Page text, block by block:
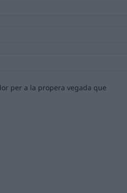
per a la propera vegada que